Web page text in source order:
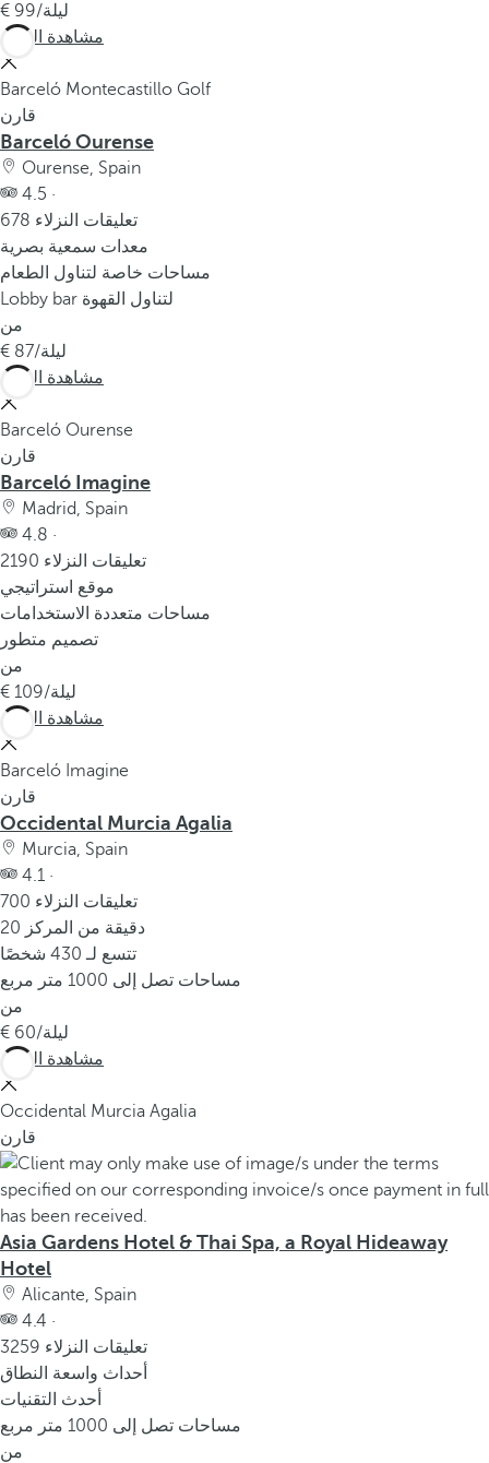
99 /ليلة
مشاهدة المزيد
Barceló Montecastillo Golf
قارن
Barceló Ourense
Ourense, Spain
4.5 ·
678 تعليقات النزلاء
معدات سمعية بصرية
مساحات خاصة لتناول الطعام
Lobby bar لتناول القهوة
من
87 /ليلة
مشاهدة المزيد
Barceló Ourense
قارن
Barceló Imagine
Madrid, Spain
4.8 ·
2190 تعليقات النزلاء
موقع استراتيجي
مساحات متعددة الاستخدامات
تصميم متطور
من
109 /ليلة
مشاهدة المزيد
Barceló Imagine
قارن
Occidental Murcia Agalia
Murcia, Spain
4.1 ·
700 تعليقات النزلاء
20 دقيقة من المركز
تتسع لـ 430 شخصًا
مساحات تصل إلى 1000 متر مربع
من
60 /ليلة
مشاهدة المزيد
Occidental Murcia Agalia
قارن
Asia Gardens Hotel & Thai Spa, a Royal Hideaway
Hotel
Alicante, Spain
4.4 ·
3259 تعليقات النزلاء
أحداث واسعة النطاق
أحدث التقنيات
مساحات تصل إلى 1000 متر مربع
من